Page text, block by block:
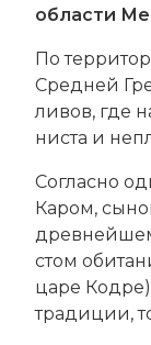
области
По
Средней
ли­вов, где
ни­ста и
Со­глас­но
Ка­ром,
стом
ца­ре
тра­ди­ции,